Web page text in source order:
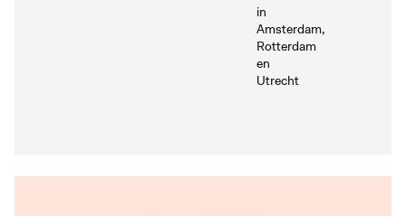
in
Amsterdam,
Rotterdam
en
Utrecht